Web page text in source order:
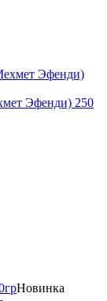
Эфенди) 250
Новинка